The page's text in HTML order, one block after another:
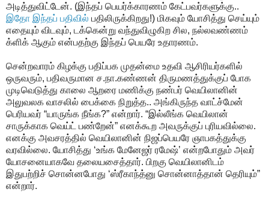
அடித்துவிட்டேன். (இந்தப் பெயர்க்காரணம் கேட்பவர்களுக்கு..
இதோ இந்தப் பதிவில் பதிலிருக்கிறது!) மிகவும் யோசித்து செய்யும்
எதையும் விடவும், டக்கென்று வந்துவிழுகிற சில, நல்லவண்ணம்
க்ளிக் ஆகும் என்பதற்கு இந்தப் பெயரே உதாரணம்.
சென்றவாரம் கிழக்கு பதிப்பக முதன்மை உதவி ஆசிரியர்களில்
ஒருவரும், பதிவருமான ச.நா.கண்ணன் திருமணத்துக்குப் போக
முடிவெடுத்து காலை ஆறரை மணிக்கு நண்பர் வெயிலானின்
அலுவலக வாசலில் பைக்கை நிறுத்த.. அங்கிருந்த வாட்ச்மேன்
பெரியவர் “யாருங்க நீங்க?” என்றார். “இல்லீங்க வெயிலான்
சாருக்காக வெய்ட் பண்றேன்” எனக்கூற அவருக்குப் புரியவில்லை.
எனக்கு அவசரத்தில் வெயிலானின் நிஜப்பெயரே ஞாபகத்துக்கு
வரவில்லை. யோசித்து ‘உங்க மேனேஜர் ரமேஷ்’ என்றபோதும் அவர்
யோசனையாகவே தலையசைத்தார். பிறகு வெயிலானிடம்
இதுபற்றிச் சொன்னபோது ‘ஸ்ரீகாந்த்னு சொன்னாத்தான் தெரியும்”
என்றார்.